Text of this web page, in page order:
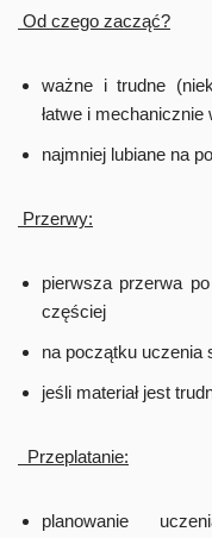
Od czego zacząć?
ważne i trudne
łatwe i
najmniej lubiane na
Przerwy:
pierwsza przerwa
częściej
na początku uczenia
jeśli materiał jest
Przeplatanie:
planowanie